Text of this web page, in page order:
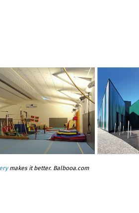
makes it better. Balbooa.com